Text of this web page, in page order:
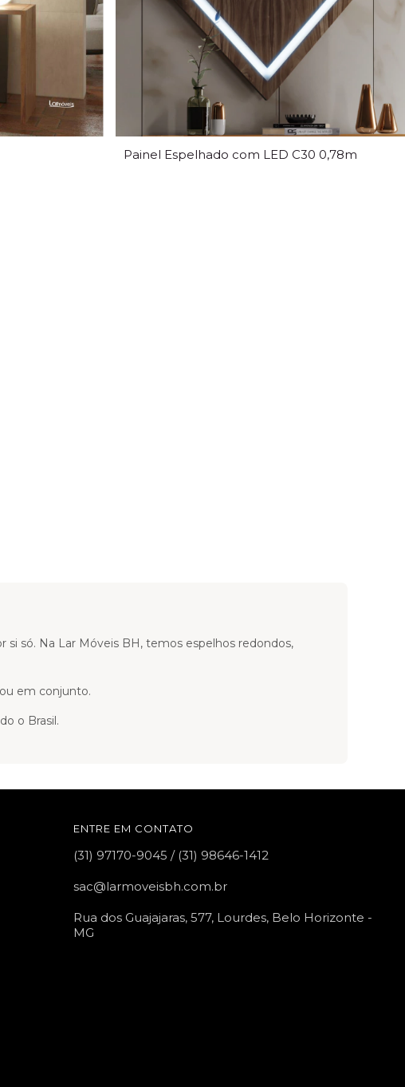
Painel Espelhado com LED C30 0,78m
só. Na Lar Móveis BH, temos espelhos redondos,
em conjunto.
o Brasil.
ENTRE EM CONTATO
(31) 97170-9045 / (31) 98646-1412
sac@larmoveisbh.com.br
Rua dos Guajajaras, 577, Lourdes, Belo Horizonte -
MG